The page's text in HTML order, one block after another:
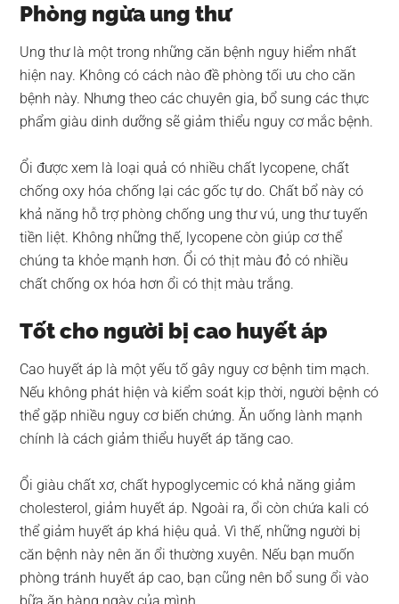
Phòng ngừa ung thư
Ung thư là một trong những căn bệnh nguy hiểm nhất
hiện nay. Không có cách nào đề phòng tối ưu cho căn
bệnh này. Nhưng theo các chuyên gia, bổ sung các thực
phẩm giàu dinh dưỡng sẽ giảm thiểu nguy cơ mắc bệnh.
Ổi được xem là loại quả có nhiều chất lycopene, chất
chống oxy hóa chống lại các gốc tự do. Chất bổ này có
khả năng hỗ trợ phòng chống ung thư vú, ung thư tuyến
tiền liệt. Không những thế, lycopene còn giúp cơ thể
chúng ta khỏe mạnh hơn. Ổi có thịt màu đỏ có nhiều
chất chống ox hóa hơn ổi có thịt màu trắng.
Tốt cho người bị cao huyết áp
Cao huyết áp là một yếu tố gây nguy cơ bệnh tim mạch.
Nếu không phát hiện và kiểm soát kịp thời, người bệnh có
thể gặp nhiều nguy cơ biến chứng. Ăn uống lành mạnh
chính là cách giảm thiểu huyết áp tăng cao.
Ổi giàu chất xơ, chất hypoglycemic có khả năng giảm
cholesterol, giảm huyết áp. Ngoài ra, ổi còn chứa kali có
thể giảm huyết áp khá hiệu quả. Vì thế, những người bị
căn bệnh này nên ăn ổi thường xuyên. Nếu bạn muốn
phòng tránh huyết áp cao, bạn cũng nên bổ sung ổi vào